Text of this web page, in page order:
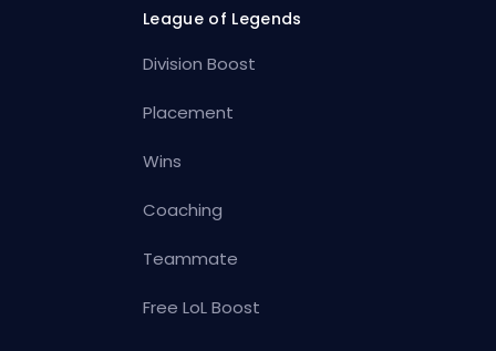
League of Legends
Division Boost
Placement
Wins
Coaching
Teammate
Free LoL Boost